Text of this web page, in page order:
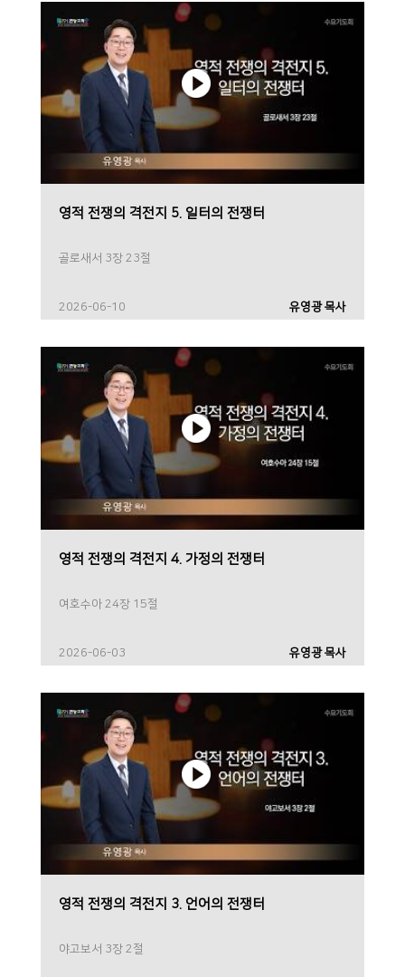
영적 전쟁의 격전지 5. 일터의 전쟁터
골로새서 3장 23절
2026-06-10 유영광 목사
영적 전쟁의 격전지 4. 가정의 전쟁터
여호수아 24장 15절
2026-06-03 유영광 목사
영적 전쟁의 격전지 3. 언어의 전쟁터
야고보서 3장 2절